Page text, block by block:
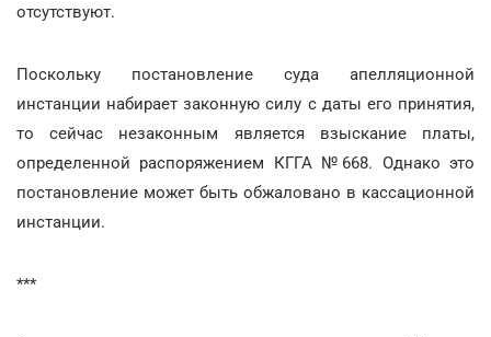
отсутствуют.
Поскольку постановление суда апелляционной
инстанции набирает законную силу с даты его принятия,
то сейчас незаконным является взыскание платы,
определенной распоряжением КГГА №668. Однако это
постановление может быть обжаловано в кассационной
инстанции.
***